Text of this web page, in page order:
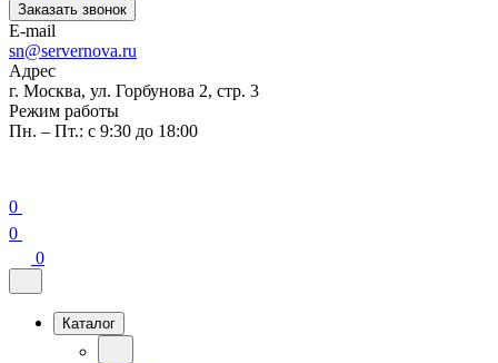
Заказать звонок
E-mail
sn@servernova.ru
Адрес
г. Москва, ул. Горбунова 2, стр. 3
Режим работы
Пн. – Пт.: с 9:30 до 18:00
0
0
0
Каталог